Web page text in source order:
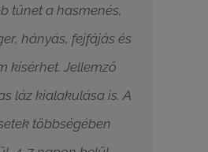
tünet a hasmenés,
hányás, fejfájás és
kísérhet. Jellemző
láz kialakulása is. A
többségében